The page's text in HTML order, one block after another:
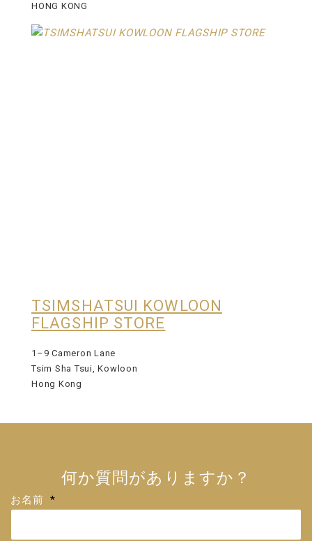
HONG KONG
TSIMSHATSUI KOWLOON
FLAGSHIP STORE
1–9 Cameron Lane
Tsim Sha Tsui, Kowloon
Hong Kong
何か質問がありますか？
お名前 *